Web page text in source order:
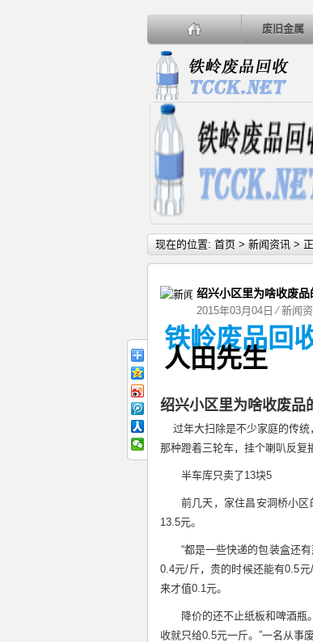
废旧金属
详
垃圾处理向无公害资源化发
现在的位置: 首页 > 新闻资讯 >
绍兴小区里为啥收废
2015年03月04日 ⁄新闻
铁岭废品回
人田先生
绍兴小区里为啥收废品
过年大扫除是不少家庭的传统
那种蹬着三轮车，挂个喇叭反复
半车库只卖了13块5
前几天，家住昌安洞桥小
13.5元。
“都是一些快递的包装盒还
0.4元/斤，贵的时候还能有0.5
来才值0.1元。
降价的还不止纸板和啤酒瓶
收就只给0.5元一斤。”一名从事